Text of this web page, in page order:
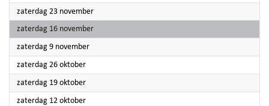
zaterdag 23 november2024
zaterdag 16 november2024
zaterdag 9 november2024
zaterdag 26 oktober2024
zaterdag 19 oktober2024
zaterdag 12 oktober2024